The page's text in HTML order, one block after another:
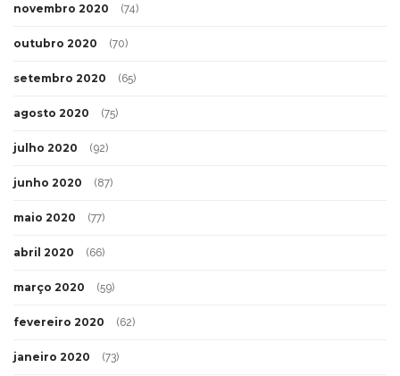
novembro 2020 (74)
outubro 2020 (70)
setembro 2020 (65)
agosto 2020 (75)
julho 2020 (92)
junho 2020 (87)
maio 2020 (77)
abril 2020 (66)
março 2020 (59)
fevereiro 2020 (62)
janeiro 2020 (73)